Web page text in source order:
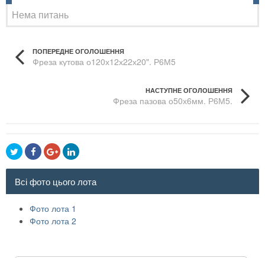
Нема питань
ПОПЕРЕДНЕ ОГОЛОШЕННЯ
Фреза кутова о120х12х22х20". Р6М5
НАСТУПНЕ ОГОЛОШЕННЯ
Фреза пазова о50х6мм. Р6М5.
Всі фото цього лота
Фото лота 1
Фото лота 2